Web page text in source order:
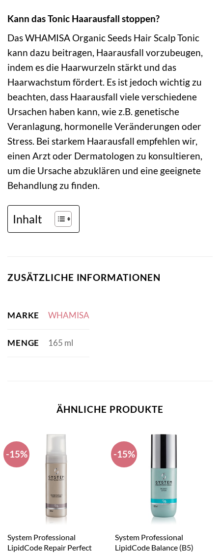
Kann das Tonic Haarausfall stoppen?
Das WHAMISA Organic Seeds Hair Scalp Tonic
kann dazu beitragen, Haarausfall vorzubeugen,
indem es die Haarwurzeln stärkt und das
Haarwachstum fördert. Es ist jedoch wichtig zu
beachten, dass Haarausfall viele verschiedene
Ursachen haben kann, wie z.B. genetische
Veranlagung, hormonelle Veränderungen oder
Stress. Bei starkem Haarausfall empfehlen wir,
einen Arzt oder Dermatologen zu konsultieren,
um die Ursache abzuklären und eine geeignete
Behandlung zu finden.
Inhalt
ZUSÄTZLICHE INFORMATIONEN
MARKE WHAMISA
MENGE 165 ml
ÄHNLICHE PRODUKTE
-15%
System Professional
LipidCode Repair Perfect
-15%
System Professional
LipidCode Balance (B5)